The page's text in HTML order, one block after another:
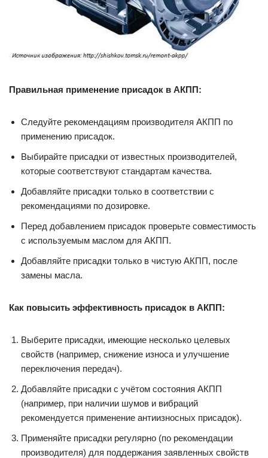
Правильная применение присадок в АКПП:
Следуйте рекомендациям производителя АКПП по
применению присадок.
Выбирайте присадки от известных производителей,
которые соответствуют стандартам качества.
Добавляйте присадки только в соответствии с
рекомендациями по дозировке.
Перед добавлением присадок проверьте совместимость
с используемым маслом для АКПП.
Добавляйте присадки только в чистую АКПП, после
замены масла.
Как повысить эффективность присадок в АКПП:
Выберите присадки, имеющие несколько целевых
свойств (например, снижение износа и улучшение
переключения передач).
Добавляйте присадки с учётом состояния АКПП
(например, при наличии шумов и вибраций
рекомендуется применение антиизносных присадок).
Применяйте присадки регулярно (по рекомендации
производителя) для поддержания заявленных свойств